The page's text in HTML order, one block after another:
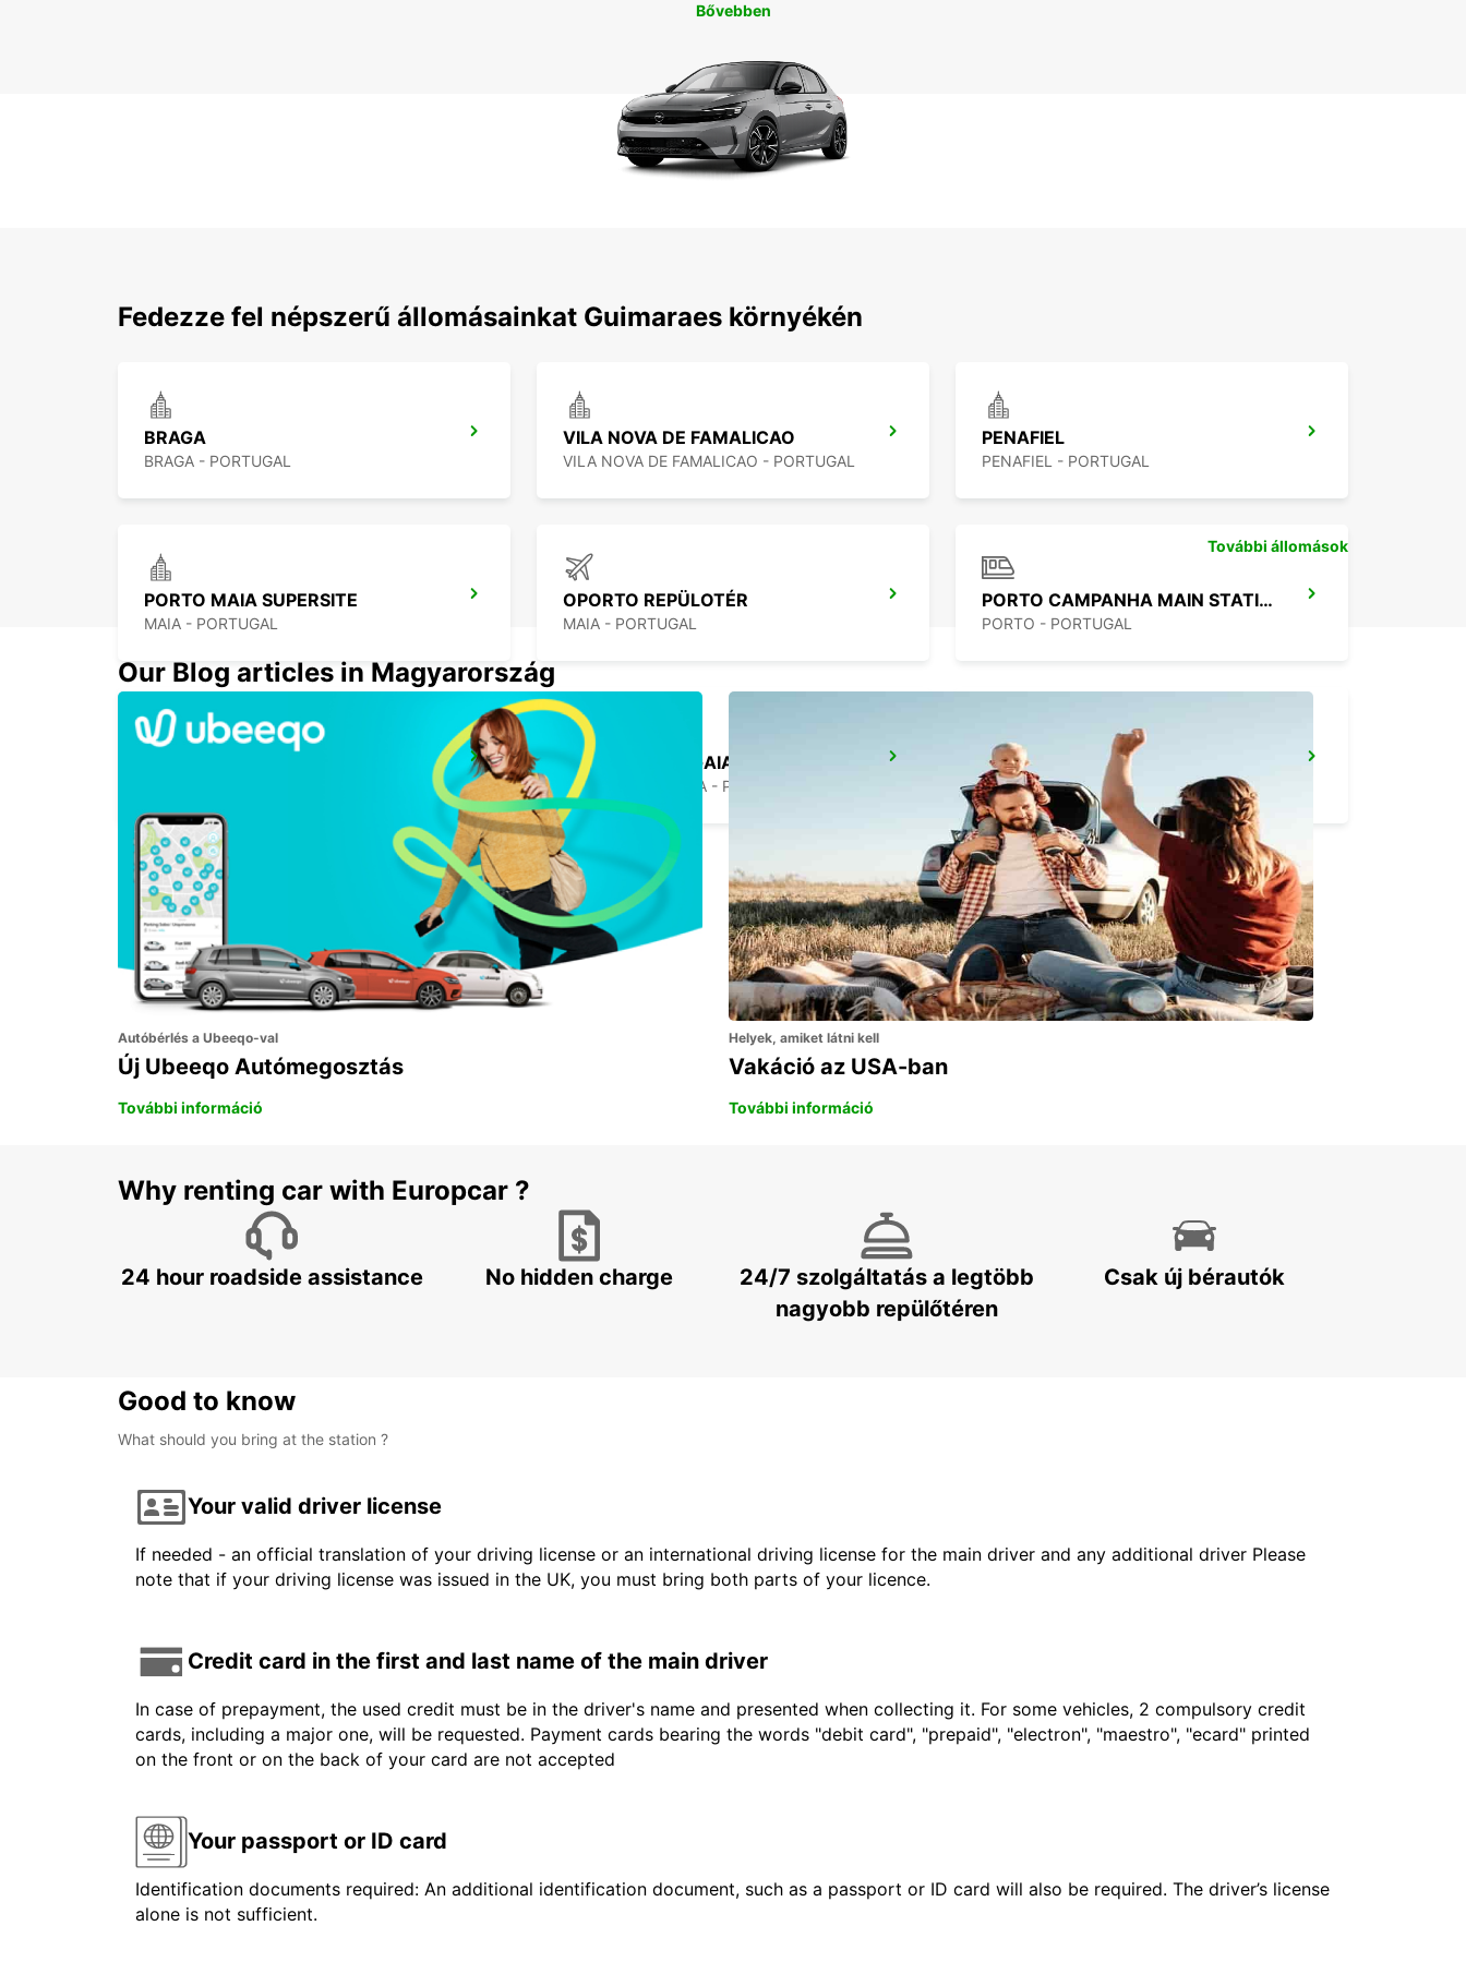
Bővebben
Fedezze fel népszerű állomásainkat Guimaraes környékén
BRAGA
BRAGA - PORTUGAL
VILA NOVA DE FAMALICAO
VILA NOVA DE FAMALICAO - PORTUGAL
PENAFIEL
PENAFIEL - PORTUGAL
PORTO MAIA SUPERSITE
MAIA - PORTUGAL
OPORTO REPÜLOTÉR
MAIA - PORTUGAL
PORTO CAMPANHA MAIN STATION
PORTO - PORTUGAL
VILA NOVA DE GAIA
VILA NOVA DE GAIA - PORTUGAL
VILA REAL
VILA REAL - PORTUGAL
További állomások
Our Blog articles in Magyarország
Autóbérlés a Ubeeqo-val
Új Ubeeqo Autómegosztás
További információ
Helyek, amiket látni kell
Vakáció az USA-ban
További információ
Why renting car with Europcar ?
24 hour roadside assistance No hidden charge
24/7 szolgáltatás a legtöbb
nagyobb repülőtéren
Csak új bérautók
Good to know
What should you bring at the station ?
Your valid driver license
If needed - an official translation of your driving license or an international driving license for the main driver and any additional driver Please
note that if your driving license was issued in the UK, you must bring both parts of your licence.
Credit card in the first and last name of the main driver
In case of prepayment, the used credit must be in the driver's name and presented when collecting it. For some vehicles, 2 compulsory credit
cards, including a major one, will be requested. Payment cards bearing the words "debit card", "prepaid", "electron", "maestro", "ecard" printed
on the front or on the back of your card are not accepted
Your passport or ID card
Identification documents required: An additional identification document, such as a passport or ID card will also be required. The driver’s license
alone is not sufficient.